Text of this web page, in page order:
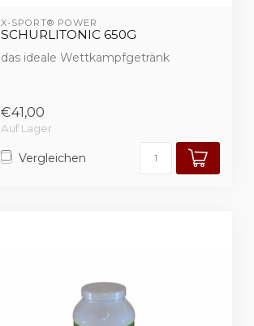
X-SPORT® POWER
SCHURLITONIC 650G
das ideale Wettkampfgetränk
€41,00
Auf Lager
Vergleichen